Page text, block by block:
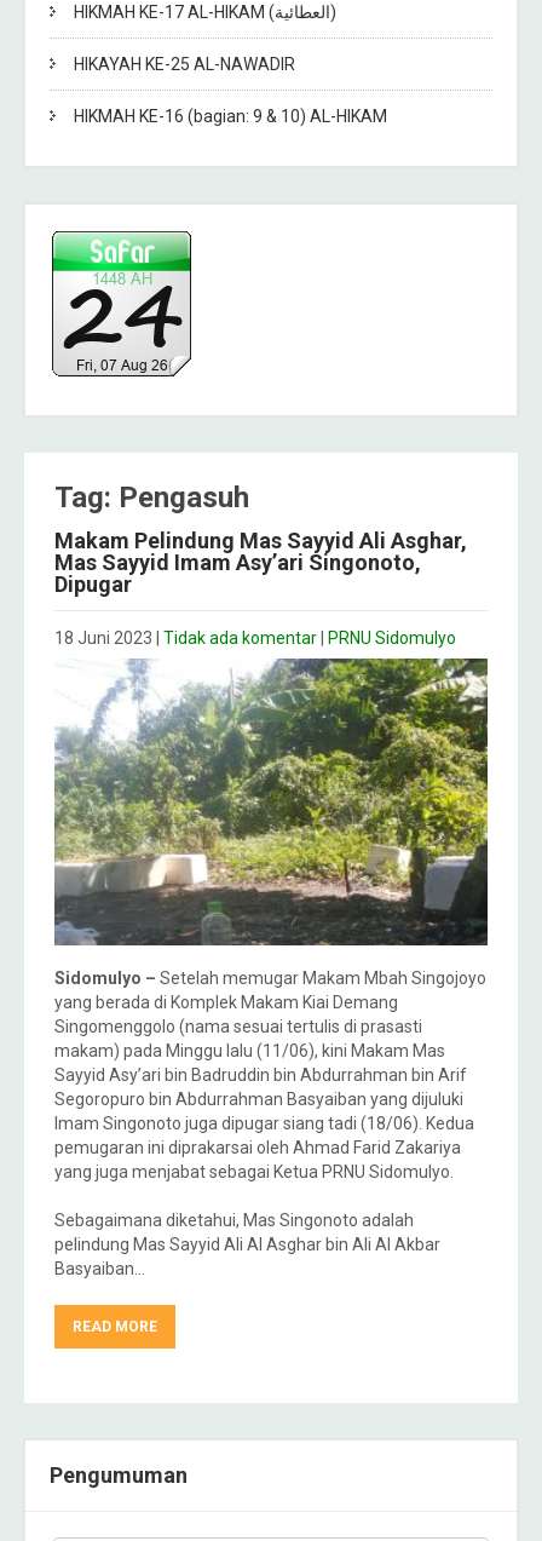
HIKMAH KE-17 AL-HIKAM (العطائية)
HIKAYAH KE-25 AL-NAWADIR
HIKMAH KE-16 (bagian: 9 & 10) AL-HIKAM
Tag: Pengasuh
Makam Pelindung Mas Sayyid Ali Asghar,
Mas Sayyid Imam Asy’ari Singonoto,
Dipugar
18 Juni 2023 Tidak ada komentar PRNU Sidomulyo
Sidomulyo – Setelah memugar Makam Mbah Singojoyo
yang berada di Komplek Makam Kiai Demang
Singomenggolo (nama sesuai tertulis di prasasti
makam) pada Minggu lalu (11/06), kini Makam Mas
Sayyid Asy’ari bin Badruddin bin Abdurrahman bin Arif
Segoropuro bin Abdurrahman Basyaiban yang dijuluki
Imam Singonoto juga dipugar siang tadi (18/06). Kedua
pemugaran ini diprakarsai oleh Ahmad Farid Zakariya
yang juga menjabat sebagai Ketua PRNU Sidomulyo.
Sebagaimana diketahui, Mas Singonoto adalah
pelindung Mas Sayyid Ali Al Asghar bin Ali Al Akbar
Basyaiban…
READ MORE
Pengumuman